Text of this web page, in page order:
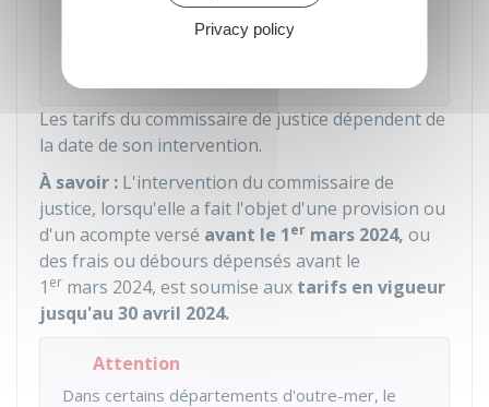
successifs, le montant dû au commissaire de
obtenues et non sur chaque acompte.
Les tarifs du commissaire de justice dépendent de
la date de son intervention.
À savoir : L'intervention du commissaire de
justice, lorsqu'elle a fait l'objet d'une provision ou
d'un acompte versé avant le 1er mars 2024, ou
des frais ou débours dépensés avant le
1 er mars 2024, est soumise aux tarifs en vigueur
jusqu'au 30 avril 2024.
Attention
Dans certains départements d'outre-mer, le
Privacy policy